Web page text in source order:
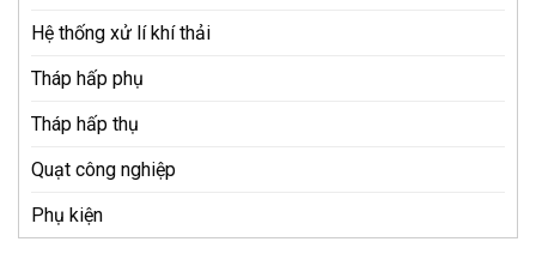
Hệ thống xử lí khí thải
Tháp hấp phụ
Tháp hấp thụ
Quạt công nghiệp
Phụ kiện